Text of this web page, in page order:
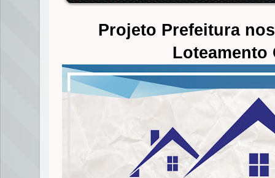
Projeto Prefeitura
Loteamento